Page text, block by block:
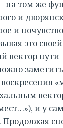
на том же
и
и
это
вектор пути
заметить
воскресения
и у
Продолжая